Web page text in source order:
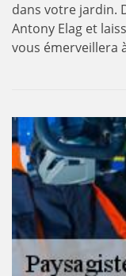
dans votre jardin.
Antony Elag et
vous émerveillera